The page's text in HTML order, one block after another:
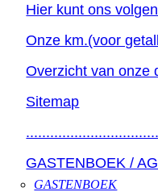
Hier kunt ons
Onze km.(voor
Overzicht van onze
Sitemap
GASTENBOEK /
GASTENBOEK